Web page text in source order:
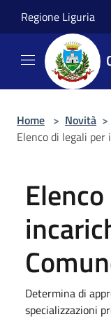
Regione Liguria
Home > Novità >
Elenco di legali
Determina di
specializzazioni